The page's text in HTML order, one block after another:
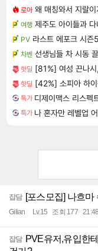
로아 왜 매칭와서 지랄이
여행 제주도 아이들과
PV 라스트 에포크 시
차벤 선생님들 차 시동
핫딜 [81%] 여성 끈나
핫딜 [42%] 소피아 하이웨스트 팬티,
특가
특가
잡담 [포스모집] 나흐마
Gilian Lv.15 조회 177 21:48
잡담 PVE유저,유입한